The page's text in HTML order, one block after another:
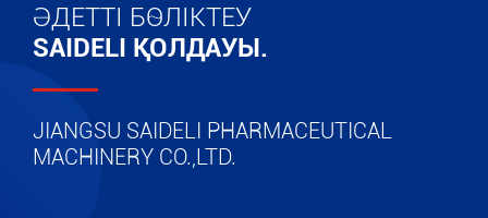
ӘДЕТТІ БӨЛІКТЕУ
SAIDELI ҚОЛДАУЫ.
JIANGSU SAIDELI PHARMACEUTICAL
MACHINERY CO.,LTD.